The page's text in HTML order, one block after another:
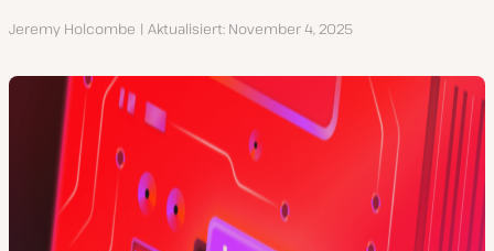
Autor
Jeremy Holcombe Aktualisiert November 4, 2025